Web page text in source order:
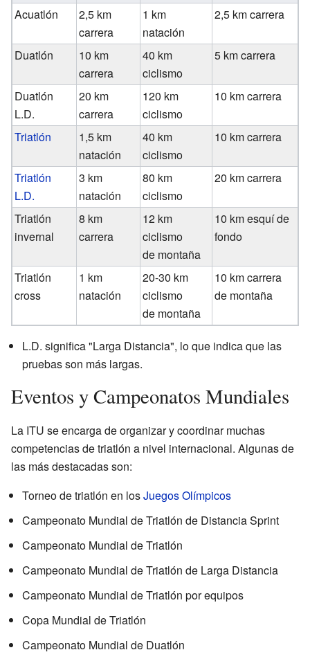
Acuatlón
2,5 km
carrera
1 km
natación
2,5 km carrera
Duatlón
10 km
carrera
40 km
ciclismo
5 km carrera
Duatlón
L.D.
20 km
carrera
120 km
ciclismo
10 km carrera
Triatlón
1,5 km
natación
40 km
ciclismo
10 km carrera
Triatlón
L.D.
3 km
natación
80 km
ciclismo
20 km carrera
Triatlón
invernal
8 km
carrera
12 km
ciclismo
de montaña
10 km esquí de
fondo
Triatlón
cross
1 km
natación
20-30 km
ciclismo
de montaña
10 km carrera
de montaña
L.D. significa "Larga Distancia", lo que indica que las
pruebas son más largas.
Eventos y Campeonatos Mundiales
La ITU se encarga de organizar y coordinar muchas
competencias de triatlón a nivel internacional. Algunas de
las más destacadas son:
Torneo de triatlón en losJuegos Olímpicos
Campeonato Mundial de Triatlón de Distancia Sprint
Campeonato Mundial de Triatlón
Campeonato Mundial de Triatlón de Larga Distancia
Campeonato Mundial de Triatlón por equipos
Copa Mundial de Triatlón
Campeonato Mundial de Duatlón